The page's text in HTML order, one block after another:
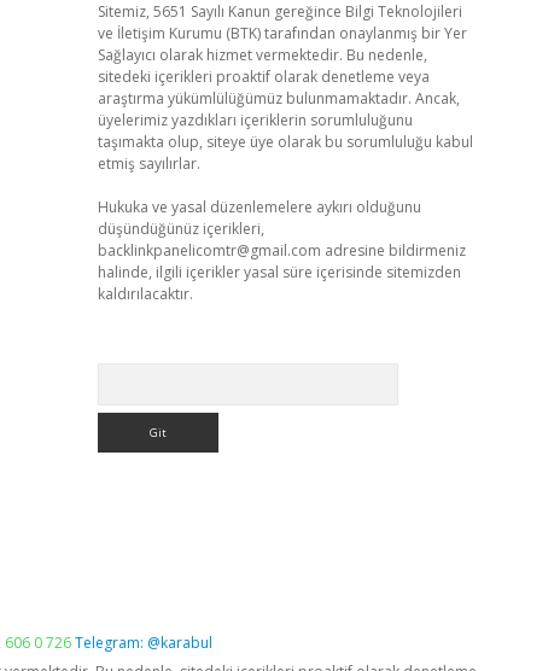
Sitemiz, 5651 Sayılı Kanun gereğince Bilgi Teknolojileri
ve İletişim Kurumu (BTK) tarafından onaylanmış bir Yer
Sağlayıcı olarak hizmet vermektedir. Bu nedenle,
sitedeki içerikleri proaktif olarak denetleme veya
araştırma yükümlülüğümüz bulunmamaktadır. Ancak,
üyelerimiz yazdıkları içeriklerin sorumluluğunu
taşımakta olup, siteye üye olarak bu sorumluluğu kabul
etmiş sayılırlar.
Hukuka ve yasal düzenlemelere aykırı olduğunu
düşündüğünüz içerikleri,
backlinkpanelicomtr@gmail.com adresine bildirmeniz
halinde, ilgili içerikler yasal süre içerisinde sitemizden
kaldırılacaktır.
0 726Telegram: @karabul